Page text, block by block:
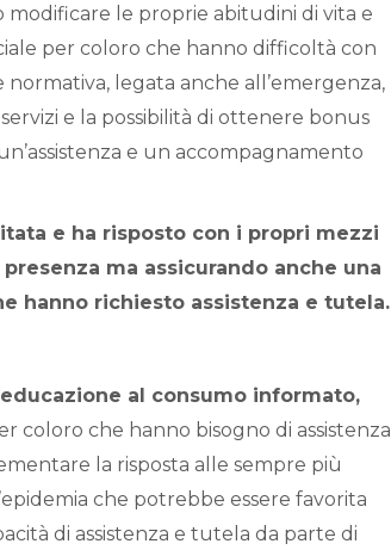
modificare le proprie abitudini di vita e
per coloro che hanno difficoltà con
legata anche all’emergenza,
e la possibilità di ottenere bonus
e un accompagnamento
e ha risposto con i propri mezzi
ma assicurando anche una
hanno richiesto assistenza e tutela.
al consumo informato,
coloro che hanno bisogno di assistenza
la risposta alle sempre più
che potrebbe essere favorita
di assistenza e tutela da parte di